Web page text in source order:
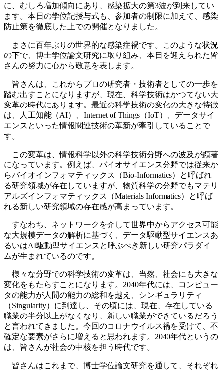
に、むしろ増加傾向にあり、感染拡大の第3波が到来してい
ます。本日の学位記授与式も、参加者の制限に加えて、感染
防止策を徹底した上での開催となりました。
まさに百年ぶりの世界的な感染症禍です。このような状況
の下で、博士学位論文研究に取り組み、本日を迎えられた皆
さんの努力に心から敬意を表します。
皆さんは、これからプロの研究者・技術者としての一歩を
踏む出すことになりますが、現在、科学技術はかつてない大
変革の時代にあります。最近の科学技術の変化の大きな特徴
は、人工知能（AI）、Internet of Things（IoT）、データサイ
エンスといった情報関連技術の革新が牽引していることで
す。
この変革は、情報科学以外の科学技術分野への波及が顕著
になっています。例えば、バイオサイエンス分野では従来か
らバイオインフォマティックス（Bio-Informatics）と呼ばれ
る研究領域が存在していますが、物質科学の分野でもマテリ
アルズインフォマティックス（Materials Informatics）と呼ば
れる新しい研究領域の存在感が高まっています。
すなわち、ネットワークを介して世界中からアクセス可能
な大規模データの解析に基づく、データ駆動型サイエンスあ
るいはAI駆動型サイエンスと呼ぶべき新しい研究パラダイ
ムが生まれているのです。
様々な分野での科学技術の変革は、当然、社会にも大きな
変化をもたらすことになります。2040年代には、コンピュー
タの能力が人間の能力の総和を越え、シンギュラリティ
（Singularity）に到達し、その頃には、現在、存在している
職業の半分以上がなくなり、新しい職業ができているだろう
と言われてきました。今回のコロナウイルス禍を受けて、不
確定な要素がさらに増えると思われます。2040年代というの
は、皆さんが社会の中核を担う時代です。
皆さんはこれまで、博士学位論文研究を通して、それぞれ